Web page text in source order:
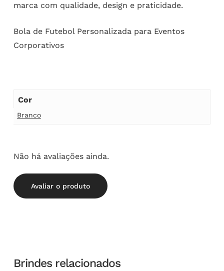
marca com qualidade, design e praticidade.
Bola de Futebol Personalizada para Eventos
Corporativos
Cor
Branco
Não há avaliações ainda.
Avaliar o produto
Brindes relacionados